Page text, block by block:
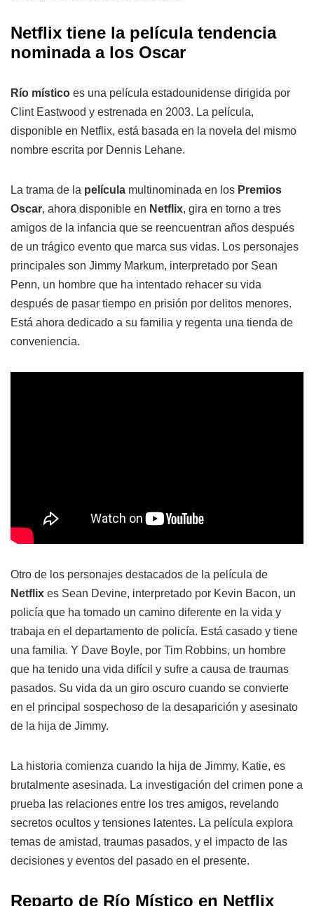
Netflix tiene la película tendencia
nominada a los Oscar
Río místico es una película estadounidense dirigida por
Clint Eastwood y estrenada en 2003. La película,
disponible en Netflix, está basada en la novela del mismo
nombre escrita por Dennis Lehane.
La trama de la película multinominada en los Premios
Oscar, ahora disponible en Netflix, gira en torno a tres
amigos de la infancia que se reencuentran años después
de un trágico evento que marca sus vidas. Los personajes
principales son Jimmy Markum, interpretado por Sean
Penn, un hombre que ha intentado rehacer su vida
después de pasar tiempo en prisión por delitos menores.
Está ahora dedicado a su familia y regenta una tienda de
conveniencia.
Otro de los personajes destacados de la película de
Netflix es Sean Devine, interpretado por Kevin Bacon, un
policía que ha tomado un camino diferente en la vida y
trabaja en el departamento de policía. Está casado y tiene
una familia. Y Dave Boyle, por Tim Robbins, un hombre
que ha tenido una vida difícil y sufre a causa de traumas
pasados. Su vida da un giro oscuro cuando se convierte
en el principal sospechoso de la desaparición y asesinato
de la hija de Jimmy.
La historia comienza cuando la hija de Jimmy, Katie, es
brutalmente asesinada. La investigación del crimen pone a
prueba las relaciones entre los tres amigos, revelando
secretos ocultos y tensiones latentes. La película explora
temas de amistad, traumas pasados, y el impacto de las
decisiones y eventos del pasado en el presente.
Reparto de Río Místico en Netflix